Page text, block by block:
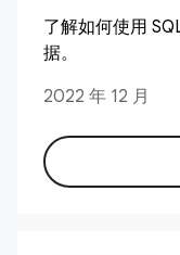
了解如何使用
据。
2022 年 12 月